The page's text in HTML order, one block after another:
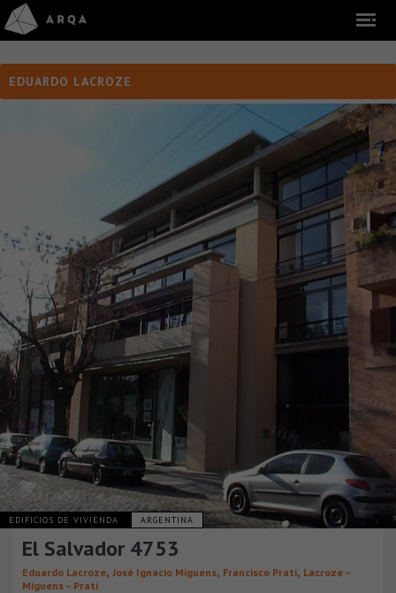
EDUARDO LACROZE
EDIFICIOS DE VIVIENDA ARGENTINA
El Salvador 4753
Eduardo Lacroze, José Ignacio Miguens, Francisco Prati, Lacroze –
Miguens – Prati